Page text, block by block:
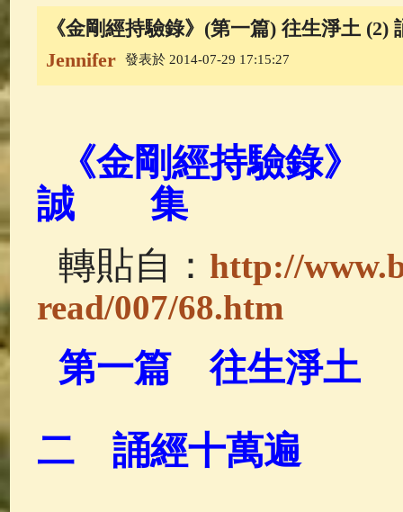
一切如來心秘密全身舍利寶篋印
釋迦牟尼佛傳(69) 生活禪
佛典故事(37) 佛說療痔(腫瘤)
《金剛經持驗錄》(第一篇) 往生淨土 (2)
Jennifer
發表於 2014-07-29 17:15:27
《金剛經
誠 集
轉貼自： http://
read/007/68.htm
第一篇 往生淨土
二 誦經十萬遍